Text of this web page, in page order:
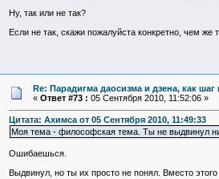
Ну, так или не так?
Если не так, скажи пожалуйста конкретно, чем
Re: Парадигма даосизма и дзена, как
« Ответ #73 : 05 Сентября 2010, 11:52:06 »
Цитата: Ахимса от 05 Сентября 2010, 11:49:33
Моя тема - философская тема. Ты не выдвинул
Ошибаешься.
Выдвинул, но ты их просто не понял. Вместо